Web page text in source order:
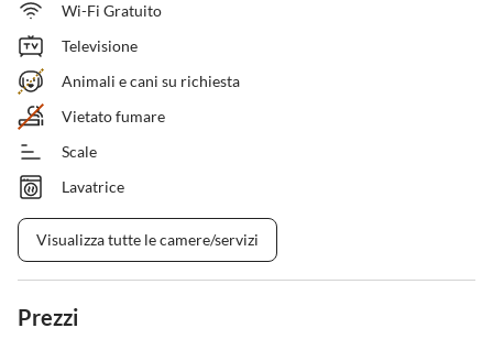
Wi-Fi Gratuito
Televisione
Animali e cani su richiesta
Vietato fumare
Scale
Lavatrice
Visualizza tutte le camere/servizi
Prezzi